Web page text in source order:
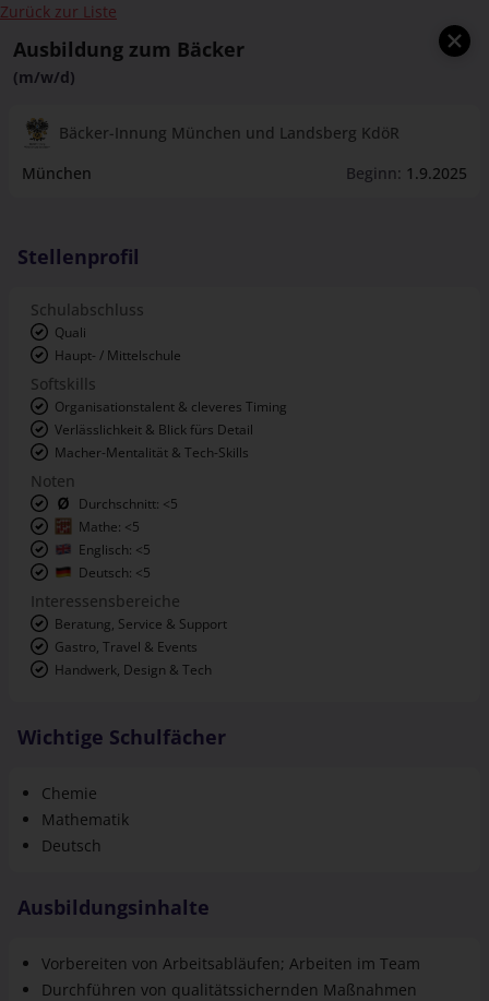
Zurück zur Liste
Ausbildung zum Bäcker
(m/w/d)
Bäcker-Innung München und Landsberg KdöR
München
Beginn: 1.9.2025
Stellenprofil
Schulabschluss
Quali
Haupt- / Mittelschule
Softskills
Organisationstalent & cleveres Timing
Verlässlichkeit & Blick fürs Detail
Macher-Mentalität & Tech-Skills
Noten
Durchschnitt: <5
Mathe: <5
Englisch: <5
Deutsch: <5
Interessensbereiche
Beratung, Service & Support
Gastro, Travel & Events
Handwerk, Design & Tech
Wichtige Schulfächer
Chemie
Mathematik
Deutsch
Ausbildungsinhalte
Vorbereiten von Arbeitsabläufen; Arbeiten im Team
Durchführen von qualitätssichernden Maßnahmen